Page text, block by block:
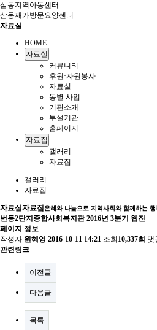
삼동지역아동센터
삼동재가방문요양센터
자료실
HOME
자료실
커뮤니티
후원·자원봉사
자료실
동별 사업
기관소개
부설기관
홈페이지
자료집
갤러리
자료집
갤러리
자료집
자료실자료집은혜와 나눔으로 지역사회와 함께하는
번동2단지종합사회복지관 2016년 3분기 웹진
페이지 정보
작성자 원혜영 2016-10-11 14:21 조회 10,337회 댓
관련링크
이전글
다음글
목록